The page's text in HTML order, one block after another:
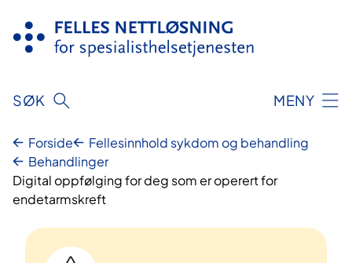
innhold
SØK MENY
Forside
Fellesinnhold sykdom og behandling
Behandlinger
Digital oppfølging for deg som er operert for
endetarmskreft